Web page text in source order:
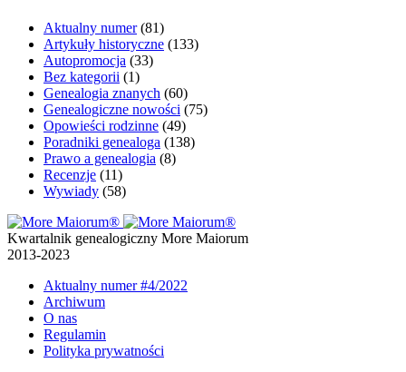
Aktualny numer(81)
Artykuły historyczne (133)
Autopromocja (33)
Bez kategorii (1)
Genealogia znanych (60)
Genealogiczne nowości (75)
Opowieści rodzinne (49)
Poradniki genealoga (138)
Prawo a genealogia (8)
Recenzje (11)
Wywiady (58)
Kwartalnik genealogiczny More Maiorum
2013-2023
Aktualny numer#4/2022
Archiwum
O nas
Regulamin
Polityka prywatności